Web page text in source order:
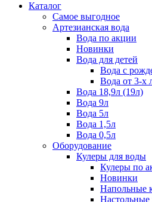
Каталог
Самое выгодное
Артезианская вода
Вода по акции
Новинки
Вода для детей
Вода с
Вода от 3-х
Вода 18,9л (19л)
Вода 9л
Вода 5л
Вода 1,5л
Вода 0,5л
Оборудование
Кулеры для воды
Кулеры по
Новинки
Напольные
Настольные